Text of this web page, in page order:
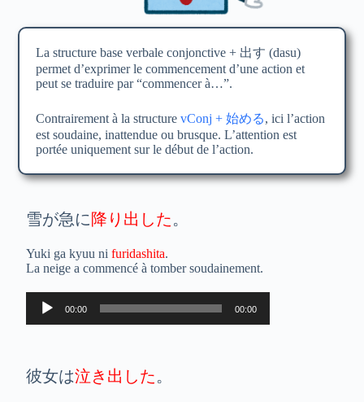
La structure base verbale conjonctive + 出す (dasu)
permet d’exprimer le commencement d’une action et
peut se traduire par “commencer à…”.
Contrairement à la structurevConj + 始める, ici l’action
est soudaine, inattendue ou brusque. L’attention est
portée uniquement sur le début de l’action.
雪が急に降り出した。
Yuki ga kyuu nifuridashita.
La neige a commencé à tomber soudainement.
Lecteur
audio
00:00 00:00
彼女は泣き出した。